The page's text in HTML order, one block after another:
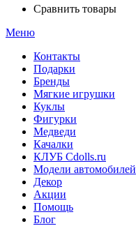
Сравнить товары
Меню
Контакты
Подарки
Бренды
Мягкие игрушки
Куклы
Фигурки
Медведи
Качалки
КЛУБ Cdolls.ru
Модели автомобилей
Декор
Акции
Помощь
Блог